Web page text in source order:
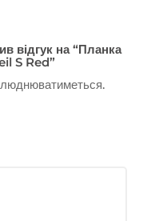
відгук на “Планка
S Red”